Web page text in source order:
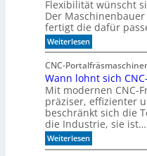
d
e
r
Z
e
i
t
e
h
e
n
r
B
o
r
k
e
z
u
m
B
ü
c
h
e
r
r
Flexibilität wünscht
Der
fertigt die dafür
Weiterlesen:
I
m
T
a
k
t
d
e
r
S
e
CNC-
Wann lohnt sich
Mit modernen CNC-
präziser, effizienter
beschränkt sich die
die Industrie, sie ist…
Weiterlesen:
W